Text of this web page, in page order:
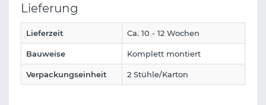
Lieferung
Lieferzeit Ca. 10 - 12 Wochen
Bauweise Komplett montiert
Verpackungseinheit 2 Stühle/Karton